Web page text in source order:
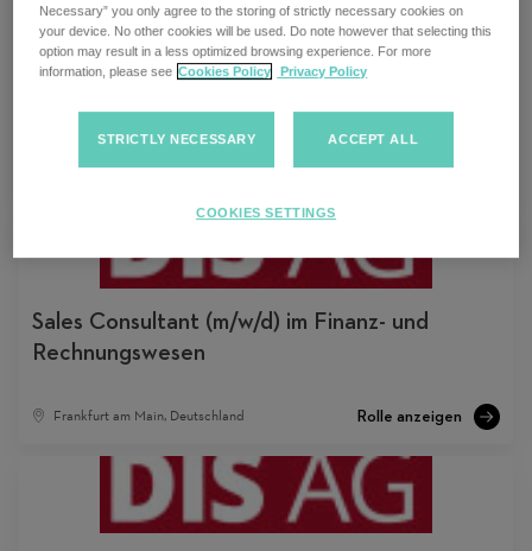
Teamlead (m/w/d) im Bereich Permanent
Placement
Frankfurt am Main, Deutschland
Sales Consultant (m/w/d) im Finanz- und
Rechnungswesen
Frankfurt am Main, Deutschland
Necessary” you only agree to the storing of strictly necessary cookies on
your device. No other cookies will be used. Do note however that selecting this
option may result in a less optimized browsing experience. For more
information, please see Cookies Policy Privacy Policy
STRICTLY NECESSARY ACCEPT ALL
COOKIES SETTINGS